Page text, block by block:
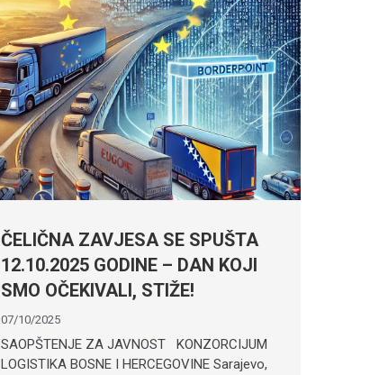
ČELIČNA ZAVJESA SE SPUŠTA
12.10.2025 GODINE – DAN KOJI
SMO OČEKIVALI, STIŽE!
07/10/2025
SAOPŠTENJE ZA JAVNOST KONZORCIJUM
LOGISTIKA BOSNE I HERCEGOVINE Sarajevo,